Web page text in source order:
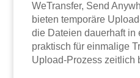
WeTransfer, Send
bieten temporäre
die Dateien dauerhaft in
praktisch für einmalige
Upload-Prozess zeitlich